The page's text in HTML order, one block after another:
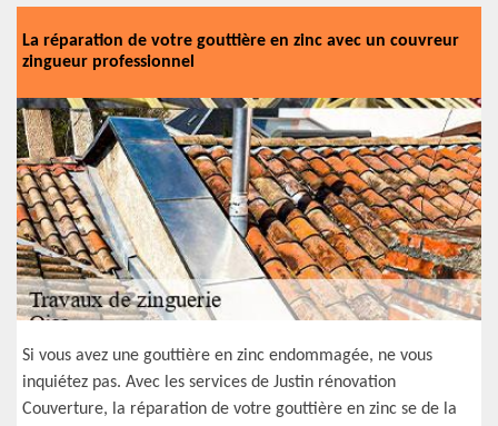
La réparation de votre gouttière en zinc avec un couvreur
zingueur professionnel
Si vous avez une gouttière en zinc endommagée, ne vous
inquiétez pas. Avec les services de Justin rénovation
Couverture, la réparation de votre gouttière en zinc se de la